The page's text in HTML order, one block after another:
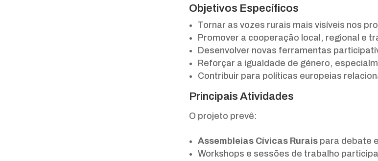
Objetivos Específicos
Tornar as vozes rurais mais visíveis nos
Promover a cooperação local, regional e
Desenvolver novas ferramentas
Reforçar a igualdade de género,
Contribuir para políticas europeias
Principais Atividades
O projeto prevê:
Assembleias Cívicas Rurais para debate
Workshops e sessões de trabalho